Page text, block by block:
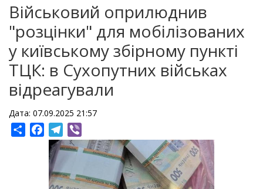
Військовий оприлюднив
"розцінки" для мобілізованих
у київському збірному пункті
ТЦК: в Сухопутних військах
відреагували
Дата: 07.09.2025 21:57
ShareFacebookTelegram